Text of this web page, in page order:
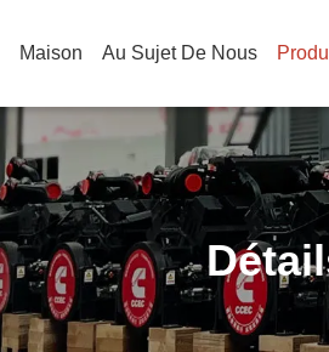
Maison Au Sujet De Nous